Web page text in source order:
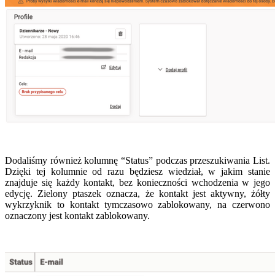
Dodaliśmy również kolumnę “Status” podczas przeszukiwania List.
Dzięki tej kolumnie od razu będziesz wiedział, w jakim stanie
znajduje się każdy kontakt, bez konieczności wchodzenia w jego
edycję. Zielony ptaszek oznacza, że kontakt jest aktywny, żółty
wykrzyknik to kontakt tymczasowo zablokowany, na czerwono
oznaczony jest kontakt zablokowany.